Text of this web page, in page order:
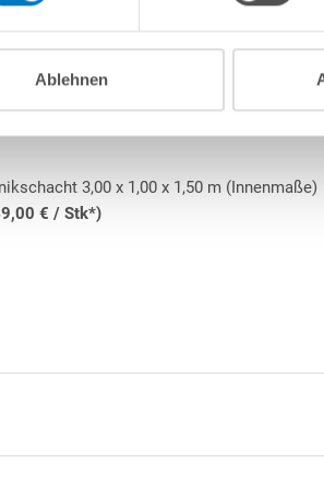
Ablehnen
Dabei ist zu berücksichtigen, dass auch
im Frühling die Nächte noch durchaus kalt
Temperatur kommt“, insbesondere, wenn
Ist die Temperatur zu hoch: Folie
zu klein.
erfüllt sie sogar dieEuropäische
Grenzwerte für Schwermetalle
unbedenklich.
3,00 x 1,00 x 1,50 m (Innenmaße)
€ / Stk*)